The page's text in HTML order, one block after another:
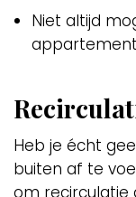
Niet altijd
Heb je écht
buiten af te
om recirculatie